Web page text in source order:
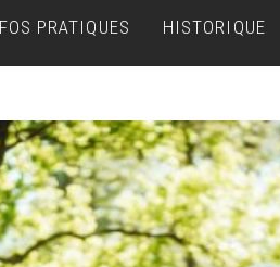
PRATIQUES HISTORIQUE